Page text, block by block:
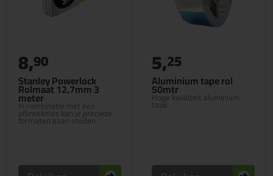
Stanley Powerlock
Rolmaat 12,7mm 3
meter
In combinatie met een
afbreekmes kan je precieze
formaten gaan snijden
8,90
Aluminium tape rol
50mtr
Hoge kwaliteit aluminium
tape
5,25